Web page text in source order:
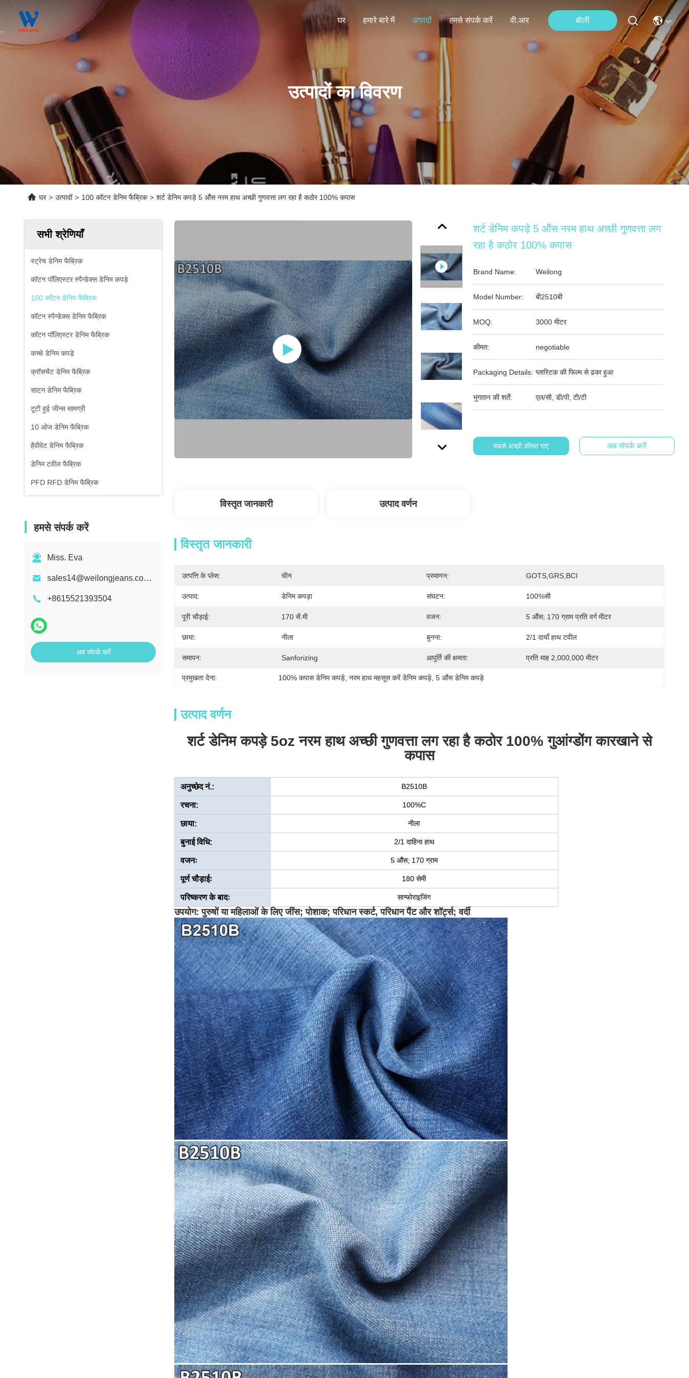
घर हमारे बारे में उत्पादों हमसे संपर्क करें वी.आर बोली
उत्पादों का विवरण
घर > उत्पादों > 100 कॉटन डेनिम फैब्रिक > शर्ट डेनिम कपड़े 5 औंस नरम हाथ अच्छी गुणवत्ता लग रहा है कठोर 100% कपास
सभी श्रेणियाँ
स्ट्रेच डेनिम फैब्रिक
कॉटन पॉलिएस्टर स्पैन्डेक्स डेनिम कपड़े
100 कॉटन डेनिम फैब्रिक
कॉटन स्पैन्डेक्स डेनिम फैब्रिक
कॉटन पॉलिएस्टर डेनिम फैब्रिक
कच्चे डेनिम कपड़े
क्रॉसचैट डेनिम फैब्रिक
साटन डेनिम फैब्रिक
टूटी हुई जीन्स सामग्री
10 ओज डेनिम फैब्रिक
हैवीवेट डेनिम फैब्रिक
डेनिम टवील फैब्रिक
PFD RFD डेनिम फैब्रिक
हमसे संपर्क करें
Miss. Eva
sales14@weilongjeans.com.cn
+8615521393504
अब संपर्क करें
शर्ट डेनिम कपड़े 5 औंस नरम हाथ अच्छी गुणवत्ता लग
रहा है कठोर 100% कपास
Brand Name: Weilong
Model Number: बी2510बी
MOQ: 3000 मीटर
कीमत: negotiable
Packaging Details: प्लास्टिक की फिल्म से ढका हुआ
भुगतान की शर्तें: एल/सी, डी/पी, टी/टी
सबसे अच्छी कीमत पाएं अब संपर्क करें
विस्तृत जानकारी उत्पाद वर्णन
विस्तृत जानकारी
उत्पत्ति के प्लेस: चीन प्रमाणन: GOTS,GRS,BCI
उत्पाद: डेनिम कपड़ा संघटन: 100%सी
पूरी चौड़ाई: 170 सें.मी वजन: 5 औंस; 170 ग्राम प्रति वर्ग मीटर
छाया: नीला बुनना: 2/1 दायाँ हाथ टवील
समापन: Sanforizing आपूर्ति की क्षमता: प्रति माह 2,000,000 मीटर
प्रमुखता देना: 100% कपास डेनिम कपड़े , नरम हाथ महसूस करें डेनिम कपड़े , 5 औंस डेनिम कपड़े
उत्पाद वर्णन
शर्ट डेनिम कपड़े 5oz नरम हाथ अच्छी गुणवत्ता लग रहा है कठोर 100% गुआंग्डोंग कारखाने से
कपास
अनुच्छेद नं.: B2510B
रचना: 100%C
छाया: नीला
बुनाई विधि: 2/1 दाहिना हाथ
वजनः 5 औंस; 170 ग्राम
पूर्ण चौड़ाईः 180 सेमी
परिष्करण के बादः सान्फोराइजिंग
उपयोग: पुरुषों या महिलाओं के लिए जींस; पोशाक; परिधान स्कर्ट, परिधान पैंट और शॉर्ट्स; वर्दी